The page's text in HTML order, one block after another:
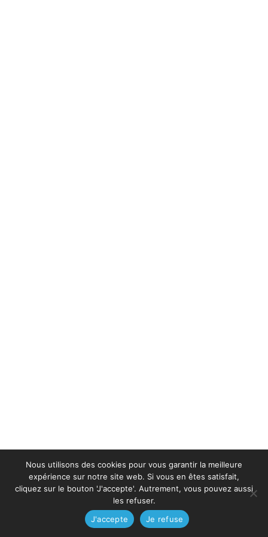
Nous utilisons des cookies pour vous garantir la meilleure
expérience sur notre site web. Si vous en êtes satisfait,
cliquez sur le bouton 'J'accepte'. Autrement, vous pouvez aussi
les refuser.
J'accepte
Je refuse